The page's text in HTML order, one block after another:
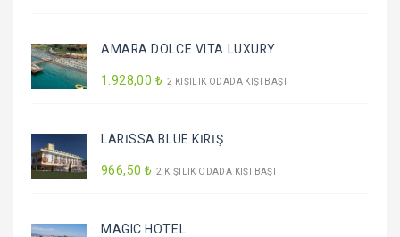
AMARA DOLCE VITA LUXURY
1.928,00 ₺ 2 KIŞILIK ODADA KIŞI BAŞI
LARİSSA BLUE KİRİŞ
966,50 ₺ 2 KIŞILIK ODADA KIŞI BAŞI
MAGIC HOTEL